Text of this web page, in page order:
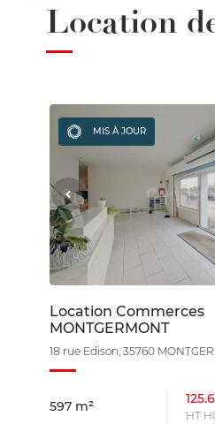
Location
MIS À JOUR
Location Commerces
MONTGERMONT
18 rue Edison, 35760
597 m²
HT